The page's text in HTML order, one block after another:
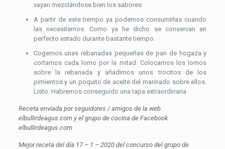
vayan mezclándose bien los sabores.
A partir de este tiempo ya podemos consumirlas cuando
las necesitemos. Como ya he dicho se conservan en
perfecto estado durante bastante tiempo.
Cogemos unas rebanadas pequeñas de pan de hogaza y
cortamos cada lomo por la mitad. Colocamos los lomos
sobre la rebanada y añadimos unos trocitos de los
pimientos y un poquito de aceite del marinado sobre ellos.
Listo. Habremos conseguido una tapa extraordinaria.
Receta enviada por seguidores / amigos de la web
elbullirdeagus.com y el grupo de cocina de Facebook
elbullirdeagus.com
Mejor receta del día 17 – 1 – 2020 del concurso del grupo de